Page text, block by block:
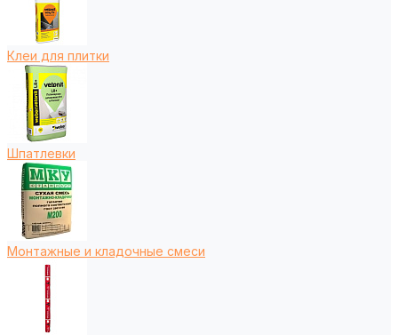
Клеи для плитки
Шпатлевки
Монтажные и кладочные смеси